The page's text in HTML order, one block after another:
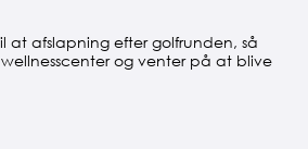
at afslapning efter golfrunden, så
og venter på at blive